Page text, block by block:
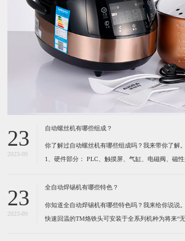
23
2023-09
自动螺丝机有哪些组成？
你了解过自动螺丝机有哪些组成吗？我来带你了解
1、硬件部分： PLC、触摸屏、气缸、电磁阀、磁性开关、过滤器及
警灯、空气开关、开关电源、风批、振动盘、系统
23
2023-09
全自动焊锡机有哪些特色？
你知道全自动焊锡机有哪些特色吗？我来给你说说。
快速回温的TM烙铁头可安装于全系列机种为将来“无